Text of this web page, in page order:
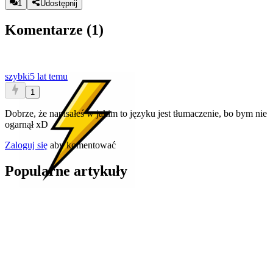
1
Udostępnij
Komentarze (1)
szybki5 lat temu
1
Dobrze, że napisałeś w jakim to języku jest tłumaczenie, bo bym nie
ogarnął xD
Zaloguj się aby komentować
Popularne artykuły